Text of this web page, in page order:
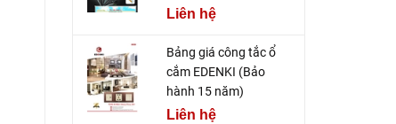
Liên hệ
Bảng giá công tắc ổ
cắm EDENKI (Bảo
hành 15 năm)
Liên hệ